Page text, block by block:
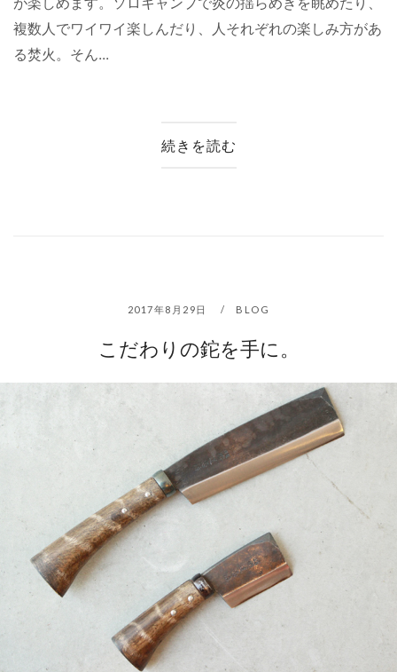
複数人でワイワイ楽しんだり、人それぞれの楽しみ方があ
る焚火。そん...
続きを読む
2017年8月29日 BLOG
こだわりの鉈を手に。